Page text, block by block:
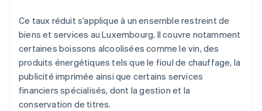
Ce taux réduit s’applique à un ensemble restreint de
biens et services au Luxembourg. Il couvre notamment
certaines boissons alcoolisées comme le vin, des
produits énergétiques tels que le fioul de chauffage, la
publicité imprimée ainsi que certains services
financiers spécialisés, dont la gestion et la
conservation de titres.